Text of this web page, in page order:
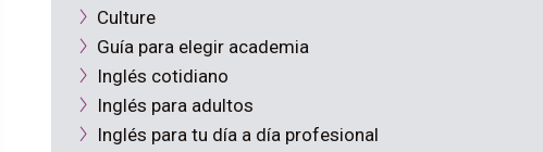
Culture
Guía para elegir academia
Inglés cotidiano
Inglés para adultos
Inglés para tu día a día profesional